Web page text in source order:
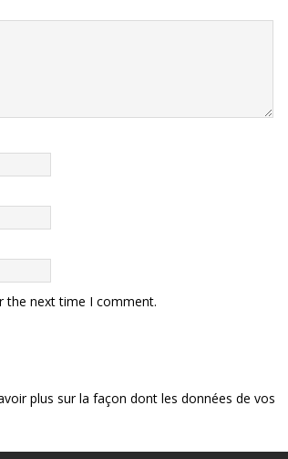
the next time I comment.
plus sur la façon dont les données de vos